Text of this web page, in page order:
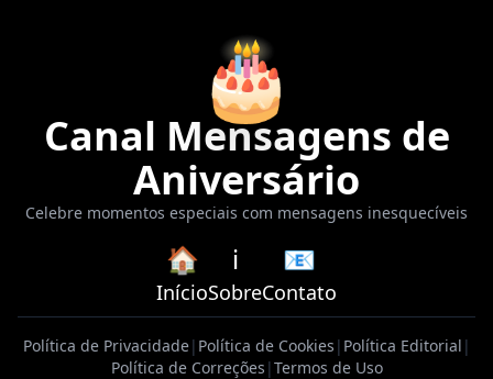
🎂
Canal Mensagens de
Aniversário
Celebre momentos especiais com mensagens inesquecíveis
🏠
Início
ℹ️
Sobre
📧
Contato
Política de Privacidade| Política de Cookies | Política Editorial |
Política de Correções |Termos de Uso